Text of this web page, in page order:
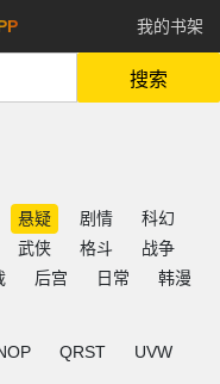
我的书架
搜索
悬疑 剧情
科幻
武侠 格斗
战争
后宫 日常
韩漫
QRST
UVW